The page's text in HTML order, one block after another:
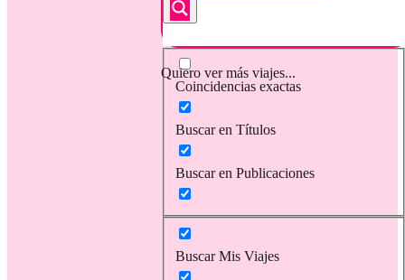
Quiero ver más viajes...
Coincidencias exactas
Buscar en Títulos
Buscar en Publicaciones
Buscar Mis Viajes